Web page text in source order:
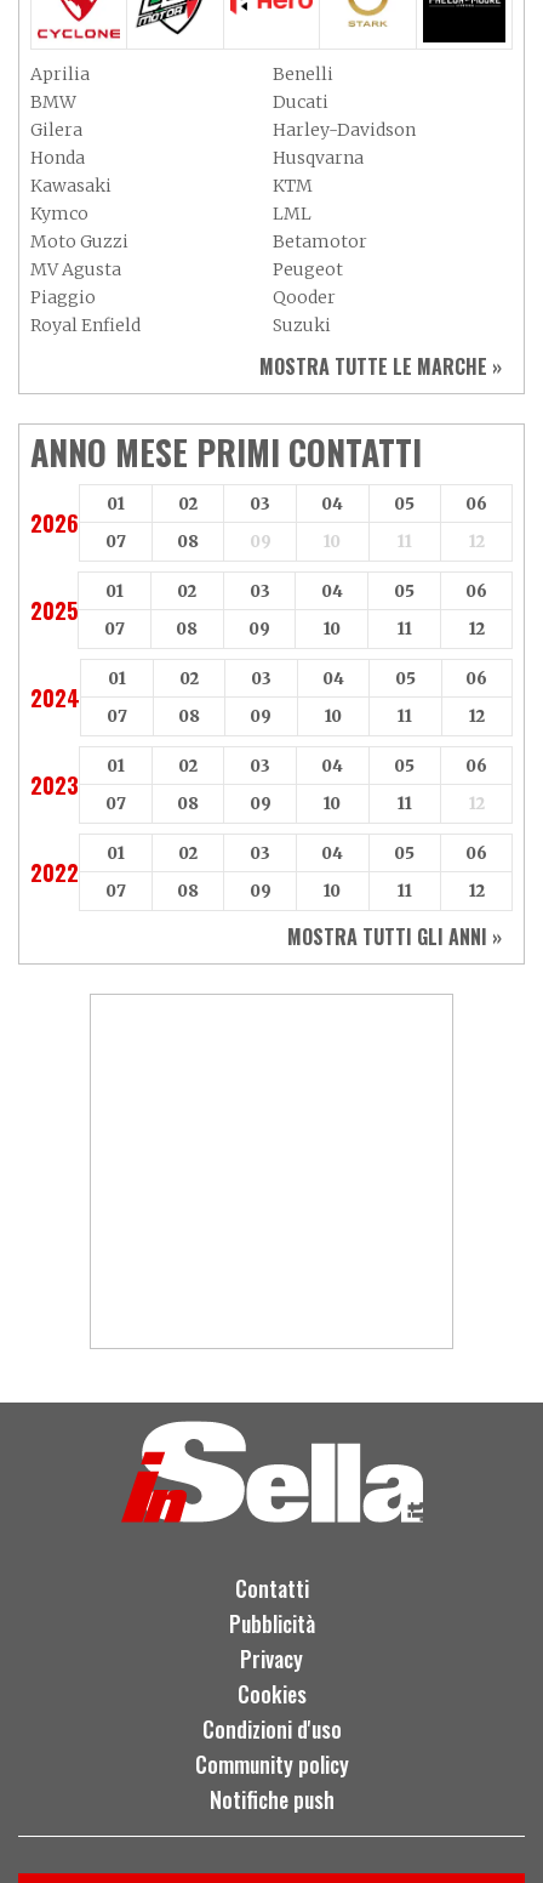
Aprilia
Benelli
BMW
Ducati
Gilera
Harley-Davidson
Honda
Husqvarna
Kawasaki
KTM
Kymco
LML
Moto Guzzi
Betamotor
MV Agusta
Peugeot
Piaggio
Qooder
Royal Enfield
Suzuki
Triumph
Yamaha
Aeon
Aspes
Axy
Baotian
MOSTRA TUTTE LE MARCHE »
ANNO MESE PRIMI CONTATTI
2026
01 02 03 04 05
06
07
08 09 10 11 12
2025
01 02 03 04 05
06
07
08 09 10 11 12
2024
01 02 03 04 05
06
07
08 09 10 11 12
2023
01 02 03 04 05
06
07
08 09 10 11 12
2022
01 02 03 04 05
06
07
08 09 10 11 12
MOSTRA TUTTI GLI ANNI »
Contatti
Pubblicità
Privacy
Cookies
Condizioni d'uso
Community policy
Notifiche push